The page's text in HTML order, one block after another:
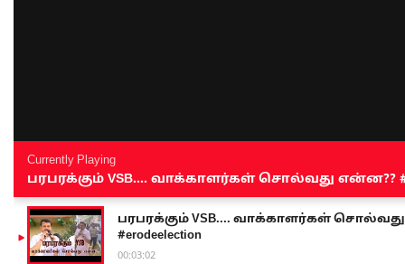
Currently Playing
பரபரக்கும் VSB.... வாக்காளர்கள் சொல்வது என்ன??
பரபரக்கும் VSB.... வாக்காளர்கள் சொல்வது
#erodeelection
00:03:02